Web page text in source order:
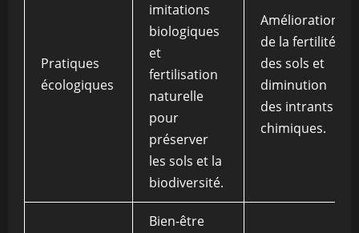
Pratiques
écologiques
imitations
biologiques
et
fertilisation
naturelle
pour
préserver
les sols et la
biodiversité.
Amélioration
de la fertilité
des sols et
diminution
des intrants
chimiques.
Bien-être